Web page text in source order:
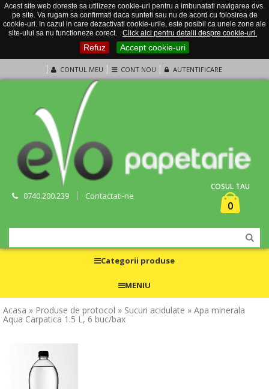
Acest site web doreste sa utilizeze cookie-uri pentru a imbunatati navigarea dvs.
pe site. Va rugam sa confirmati daca sunteti sau nu de acord cu folosirea de
cookie-uri. In cazul in care dezactivati cookie-urile, este posibil ca unele zone ale
site-ului sa nu functioneze corect.
Click aici pentru detalii despre cookie-uri.
Refuz Accept cookie-uri
CONTUL MEU CONT NOU AUTENTIFICARE
0740.200.239 Contactati-ne
COSUL TAU
0
Categorii produse
MENIU
Acasa » Produse de protocol » Sucuri acidulate » Apa minerala
Aqua Carpatica 1.5 L, 6 buc/bax